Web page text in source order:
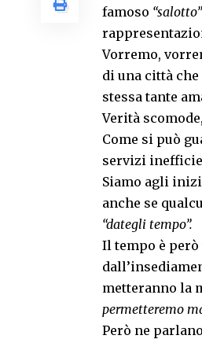
famoso “salotto”
Vorremo,
di una città che
stessa tante
Verità
Come si può
servizi
Siamo agli
anche se
“dategli tempo”.
Il tempo è
metteranno la
permetteremo
Però ne